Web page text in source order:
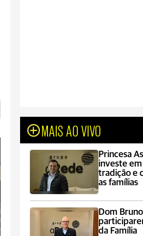
MAIS AO VIVO
Princesa
investe em
tradição e
as famílias
Dom
da Família